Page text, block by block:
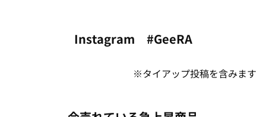
Instagram #GeeRA
※タイアップ投稿を含みます